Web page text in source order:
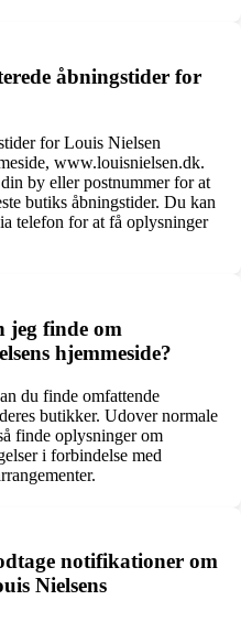
åbningstider for
for Louis Nielsen
www.louisnielsen.dk.
by eller postnummer for at
butiks åbningstider. Du kan
telefon for at få oplysninger
finde om
hjemmeside?
du finde omfattende
butikker. Udover normale
finde oplysninger om
i forbindelse med
notifikationer om
Nielsens